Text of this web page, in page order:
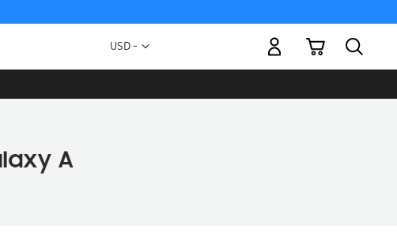
Moneda
USD -
Mi carrito